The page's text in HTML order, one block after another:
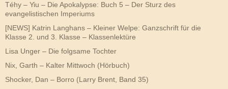
Téhy – Yiu – Die Apokalypse: Buch 5 – Der Sturz des
evangelistischen Imperiums
[NEWS] Katrin Langhans – Kleiner Welpe: Ganzschrift für die
Klasse 2. und 3. Klasse – Klassenlektüre
Lisa Unger – Die folgsame Tochter
Nix, Garth – Kalter Mittwoch (Hörbuch)
Shocker, Dan – Borro (Larry Brent, Band 35)